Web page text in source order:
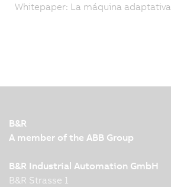
Whitepaper: La máquina adaptativa
B&R
A member of the ABB Group
B&R Industrial Automation GmbH
B&R Strasse 1